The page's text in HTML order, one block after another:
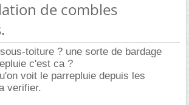
de combles
toiture ? une sorte de bardage
c'est ca ?
voit le parrepluie depuis les
verifier.